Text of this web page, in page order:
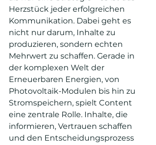
Herzstück jeder erfolgreichen
Kommunikation. Dabei geht es
nicht nur darum, Inhalte zu
produzieren, sondern echten
Mehrwert zu schaffen. Gerade in
der komplexen Welt der
Erneuerbaren Energien, von
Photovoltaik-Modulen bis hin zu
Stromspeichern, spielt Content
eine zentrale Rolle. Inhalte, die
informieren, Vertrauen schaffen
und den Entscheidungsprozess